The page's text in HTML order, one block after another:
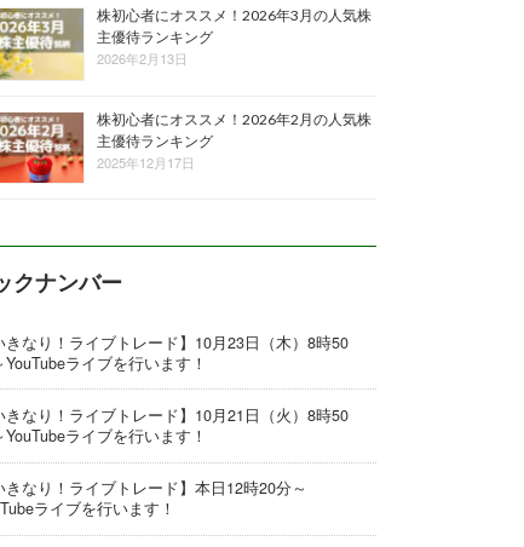
株初心者にオススメ！2026年3月の人気株
主優待ランキング
2026年2月13日
株初心者にオススメ！2026年2月の人気株
主優待ランキング
2025年12月17日
クナンバー
きなり！ライブトレード】10月23日（木）8時50
YouTubeライブを行います！
きなり！ライブトレード】10月21日（火）8時50
YouTubeライブを行います！
きなり！ライブトレード】本日12時20分～
ライブを行います！